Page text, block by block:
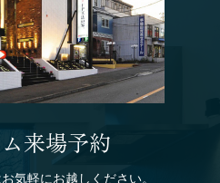
来場予約
お気軽にお越しください。